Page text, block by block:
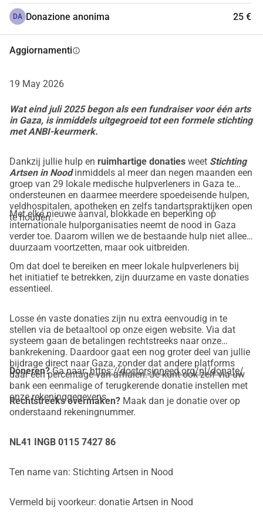
professionale, ma anche accesso al cibo. Così possono
concentrarsi sulla fornitura di assistenza. In questo modo
ma anche i loro pazienti. Perché se i medici crollano, si
Il traguardo di questa iniziativa è fissato a 1 milione di
difficoltà a Gaza non si può mai raccogliere abbastanza
denaro per compensare il loro lavoro e impegno. I medici
verificati ricevono periodicamente un pagamento
di lavoro senza aver ricevuto uno stipendio.
Aiuta anche tu! Dona e rimani
aggiornato.
I medici a Gaza hanno urgentemente bisogno del nostro
sostegno ora.
Segui i nostri social:
https://www.instagram.com/doctorsinneed/
gaza
E controlla il nostro sito web per tutte le informazioni sui
medici e sulla nostra iniziativa:
https://doctorsinneed.org/
Grazie mille a nome dei medici in difficoltà!
DA Donazione anonima 25 €
Aggiornamentiinfo
19 May 2026
Wat eind juli 2025 begon als een fundraiser voor één arts
in Gaza, is inmiddels uitgegroeid tot een formele stichting
met ANBI-keurmerk.
Dankzij jullie hulp en ruimhartige donaties weet Stichting
Artsen in Noodinmiddels al meer dan negen maanden een
groep van 29 lokale medische hulpverleners in Gaza te
ondersteunen en daarmee meerdere spoedeisende hulpen,
veldhospitalen, apotheken en zelfs tandartspraktijken open
te houden.
Met elke nieuwe aanval, blokkade en beperking op
internationale hulporganisaties neemt de nood in Gaza
verder toe. Daarom willen we de bestaande hulp niet alleen
duurzaam voortzetten, maar ook uitbreiden.
Om dat doel te bereiken en meer lokale hulpverleners bij
het initiatief te betrekken, zijn duurzame en vaste donaties
essentieel.
Losse én vaste donaties zijn nu extra eenvoudig in te
stellen via de betaaltool op onze eigen website. Via dat
systeem gaan de betalingen rechtstreeks naar onze
bankrekening. Daardoor gaat een nog groter deel van jullie
bijdrage direct naar Gaza, zonder dat andere platforms
daar een percentage van afhalen. Je kunt ook zelf via uw
bank een eenmalige of terugkerende donatie instellen met
onze rekeninggegevens.
Doneren?Ga naar:https://doctorsinneed.org/nl/donate/
Rechtstreeks overmaken? Maak dan je donatie over op
onderstaand rekeningnummer.
NL41 INGB 0115 7427 86
Ten name van: Stichting Artsen in Nood
Vermeld bij voorkeur: donatie Artsen in Nood